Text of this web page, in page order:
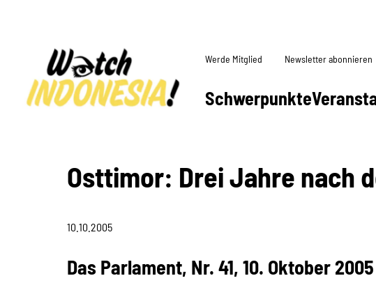
Schwerpunkte
Werde Mitglied Newsletter abonnieren
Osttimor: Drei Jahre nach
10.10.2005
Das Parlament, Nr. 41, 10. Oktober 2005